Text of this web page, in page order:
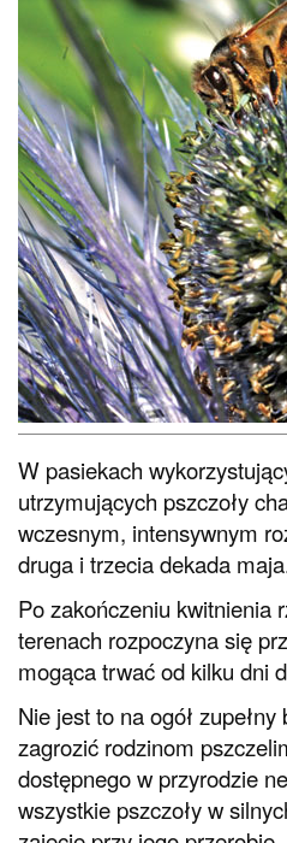
W pasiekach
utrzymujących pszczoły
wczesnym, intensywnym
druga i trzecia dekada
Po zakończeniu kwitnienia
terenach rozpoczyna się
mogąca trwać od kilku dni
Nie jest to na ogół
zagrozić rodzinom
dostępnego w przyrodzie
wszystkie pszczoły w